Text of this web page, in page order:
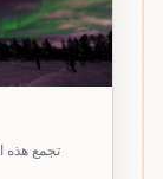
تجمع هذه